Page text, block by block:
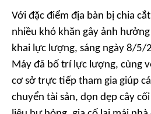
Với đặc điểm địa bàn bị chia
nhiều khó khăn gây ảnh
khai lực lượng, sáng ngày 8/5/
Máy đã bố trí lực lượng, cùng
cơ sở trực tiếp tham gia giúp
chuyển tài sản, dọn dẹp cây